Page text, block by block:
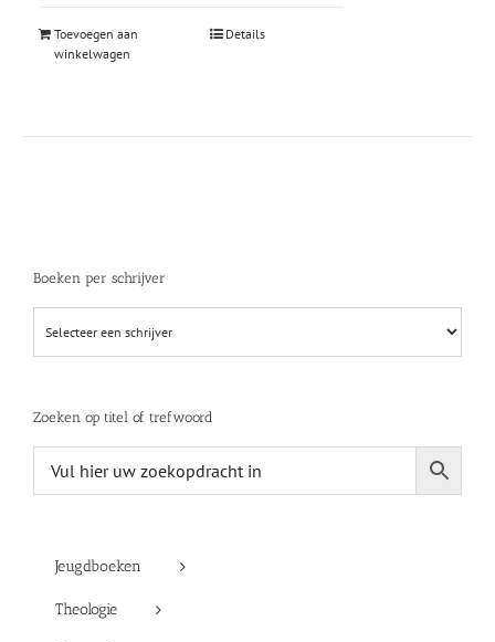
Toevoegen aan
winkelwagen
Details
Boeken per schrijver
Zoeken op titel of trefwoord
Jeugdboeken
Theologie